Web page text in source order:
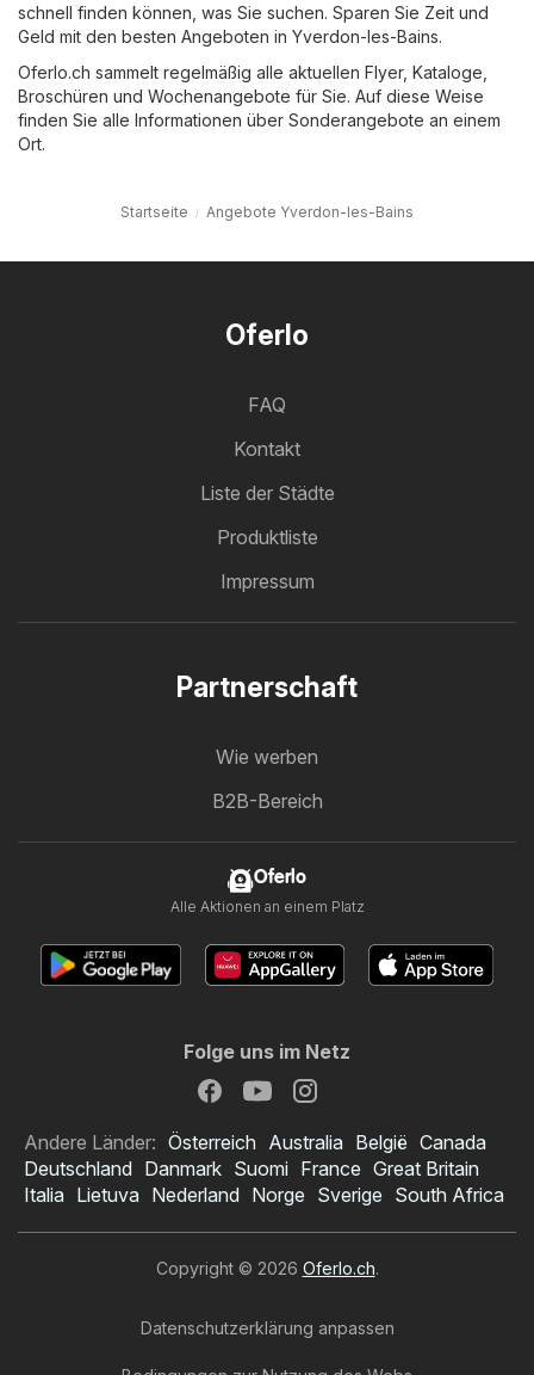
schnell finden können, was Sie suchen. Sparen Sie Zeit und
Geld mit den besten Angeboten in Yverdon-les-Bains.
Oferlo.ch sammelt regelmäßig alle aktuellen Flyer, Kataloge,
Broschüren und Wochenangebote für Sie. Auf diese Weise
finden Sie alle Informationen über Sonderangebote an einem
Ort.
Startseite Angebote Yverdon-les-Bains
Oferlo
FAQ
Kontakt
Liste der Städte
Produktliste
Impressum
Partnerschaft
Wie werben
B2B-Bereich
Oferlo
Alle Aktionen an einem Platz
Folge uns im Netz
Andere Länder: Österreich Australia België Canada
Deutschland Danmark Suomi France Great Britain
Italia Lietuva Nederland Norge Sverige South Africa
Copyright © 2026 Oferlo.ch.
Datenschutzerklärung anpassen